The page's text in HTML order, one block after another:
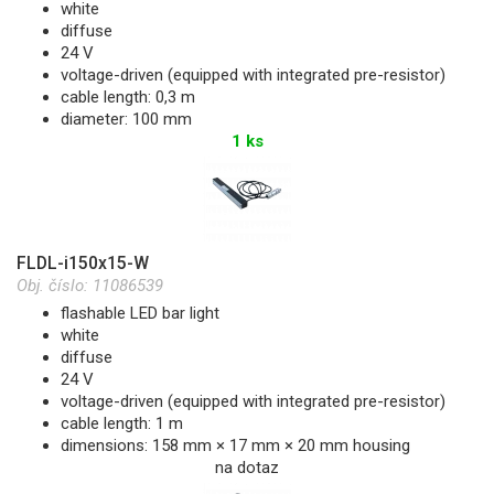
white
diffuse
24 V
voltage-driven (equipped with integrated pre-resistor)
cable length: 0,3 m
diameter: 100 mm
1 ks
FLDL-i150x15-W
Obj. číslo: 11086539
flashable LED bar light
white
diffuse
24 V
voltage-driven (equipped with integrated pre-resistor)
cable length: 1 m
dimensions: 158 mm × 17 mm × 20 mm housing
na dotaz